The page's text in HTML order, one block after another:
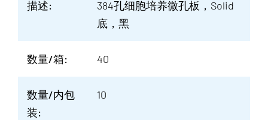
描述:
384孔细胞培养微孔板，Solid
底，黑
数量/箱: 40
数量/内包
装:
10